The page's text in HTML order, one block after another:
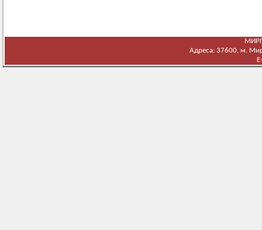
Адреса: 37600, м.